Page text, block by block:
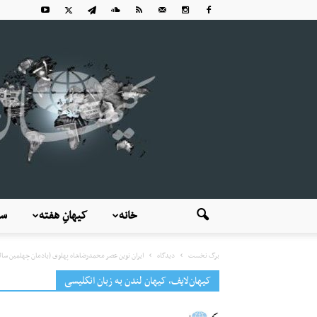
کیهانِ هفته خانه
برگ نخست دیدگاه ایران نوین عصر محمدرضاشاه پهلوی (یادمان چهلمین
کیهان‌لایف، کیهان لندن به زبان انگلیسی